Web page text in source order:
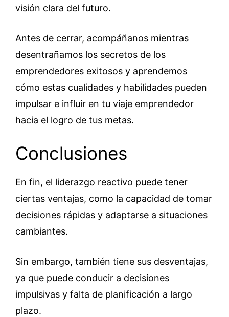
visión clara del futuro.
Antes de cerrar, acompáñanos mientras
desentrañamos los secretos de los
emprendedores exitosos y aprendemos
cómo estas cualidades y habilidades pueden
impulsar e influir en tu viaje emprendedor
hacia el logro de tus metas.
Conclusiones
En fin, el liderazgo reactivo puede tener
ciertas ventajas, como la capacidad de tomar
decisiones rápidas y adaptarse a situaciones
cambiantes.
Sin embargo, también tiene sus desventajas,
ya que puede conducir a decisiones
impulsivas y falta de planificación a largo
plazo.